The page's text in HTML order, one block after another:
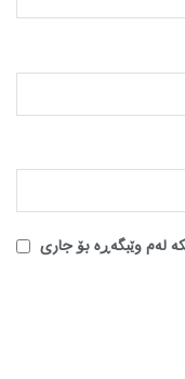
لەم وێبگەڕە بۆ جاری